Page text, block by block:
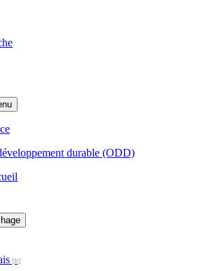
durable (ODD)